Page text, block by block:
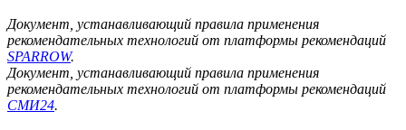
Документ, устанавливающий правила применения
рекомендательных технологий от платформы рекомендаций
SPARROW.
Документ, устанавливающий правила применения
рекомендательных технологий от платформы рекомендаций
СМИ24.